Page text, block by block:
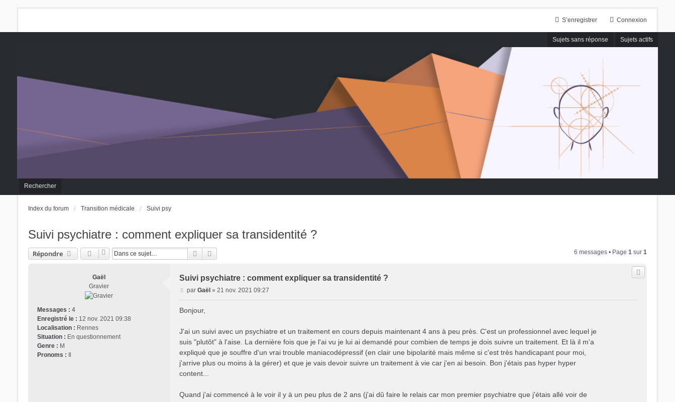
Connexion
S’enregistrer
Sujets sans réponse Sujets actifs
Trans District
Forum d'information sur les transidentités masculines FtM/FtX/Ft*
Rechercher
Index du forum Transition médicale Suivi psy
Suivi psychiatre : comment expliquer sa transidentité ?
Répondre Rechercher 6 messages • Page1 sur1
Gaël
Gravier
Messages : 4
Enregistré le : 12 nov. 2021 09:38
Localisation : Rennes
Situation : En questionnement
Genre : M
Pronoms : Il
Suivi psychiatre : comment expliquer sa transidentité ?
M
e
g
e
parGaël » 21 nov. 2021 09:27
Bonjour,
J'ai un suivi avec un psychiatre et un traitement en cours depuis maintenant 4 ans à peu près. C'est un professionnel avec lequel je
suis "plutôt" à l'aise. La dernière fois que je l'ai vu je lui ai demandé pour combien de temps je dois suivre un traitement. Et là il m'a
expliqué que je souffre d'un vrai trouble maniacodépressif (en clair une bipolarité mais même si c'est très handicapant pour moi,
j'arrive plus ou moins à la gérer) et que je vais devoir suivre un traitement à vie car j'en ai besoin. Bon j'étais pas hyper hyper
content...
Quand j'ai commencé à le voir il y à un peu plus de 2 ans (j'ai dû faire le relais car mon premier psychiatre que j'étais allé voir de